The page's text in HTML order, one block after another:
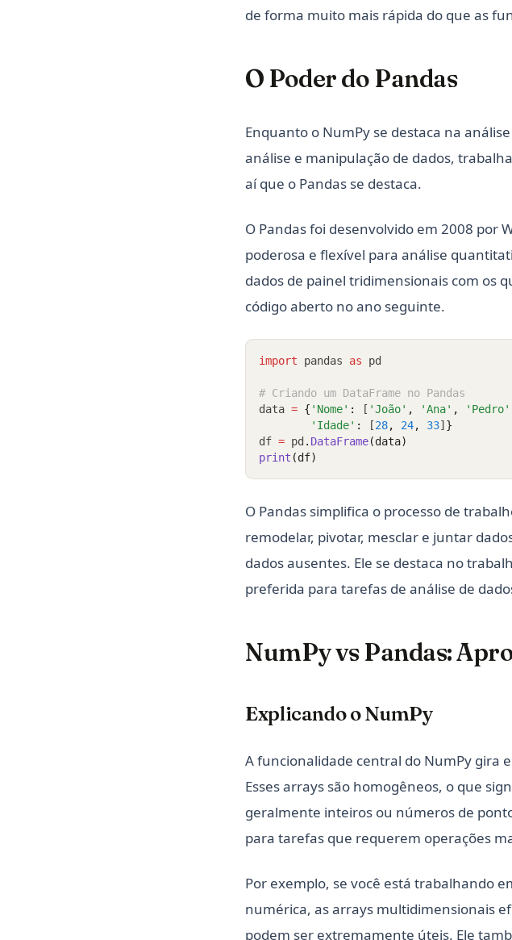
de forma muito mais rápida do que as
O Poder do Pandas
Enquanto o NumPy se destaca na
análise e manipulação de dados,
aí que o Pandas se destaca.
O Pandas foi desenvolvido em 2008 por
poderosa e flexível para análise
dados de painel tridimensionais com os
código aberto no ano seguinte.
import pandas as pd
# Criando um DataFrame no Pandas
data = { 'Nome' : [ 'João' , 'Ana' , 'Pedro'
'Idade' : [28, 24, 33] }
df = pd . DataFrame(data)
print (df)
O Pandas simplifica o processo de
remodelar, pivotar, mesclar e juntar
dados ausentes. Ele se destaca no
preferida para tarefas de análise de
NumPy vs Pandas:
Explicando o NumPy
A funcionalidade central do NumPy gira
Esses arrays são homogêneos, o que
geralmente inteiros ou números de
para tarefas que requerem operações
Por exemplo, se você está trabalhando
numérica, as arrays multidimensionais
podem ser extremamente úteis. Ele